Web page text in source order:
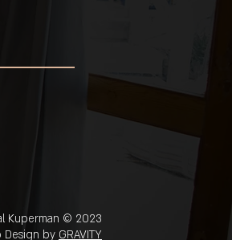
2023 © All Rights Reserved to Gal Kuperman
Design by GRAVITY